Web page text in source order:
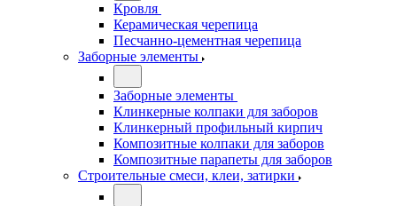
Кровля
Керамическая черепица
Песчанно-цементная черепица
Заборные элементы
Заборные элементы
Клинкерные колпаки для заборов
Клинкерный профильный кирпич
Композитные колпаки для заборов
Композитные парапеты для заборов
Строительные смеси, клеи, затирки